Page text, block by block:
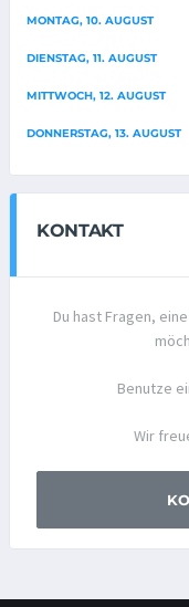
MONTAG, 10. AUGUST
DIENSTAG, 11. AUGUST
MITTWOCH, 12. AUGUST
DONNERSTAG, 13. AUGUST
KONTAKT
Du hast Fragen,
Benutze
Wir